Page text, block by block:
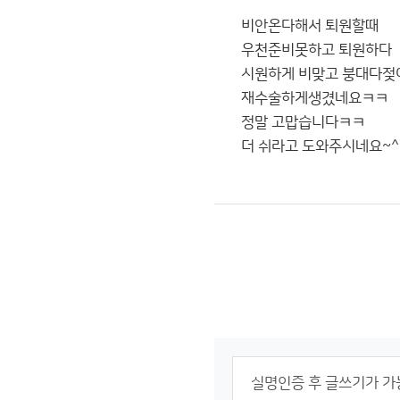
비안온다해서 퇴원할때
우천준비못하고 퇴원하다
시원하게 비맞고 붕대다젖
재수술하게생겼네요ㅋㅋ
정말 고맙습니다ㅋㅋ
더 쉬라고 도와주시네요